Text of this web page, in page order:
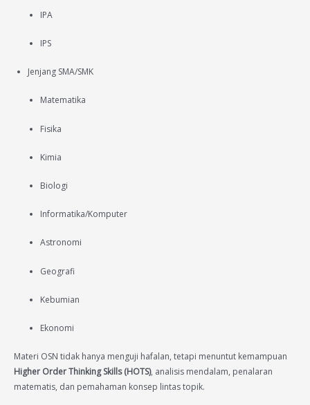
IPA
IPS
Jenjang SMA/SMK
Matematika
Fisika
Kimia
Biologi
Informatika/Komputer
Astronomi
Geografi
Kebumian
Ekonomi
Materi OSN tidak hanya menguji hafalan, tetapi menuntut kemampuan
Higher Order Thinking Skills (HOTS), analisis mendalam, penalaran
matematis, dan pemahaman konsep lintas topik.